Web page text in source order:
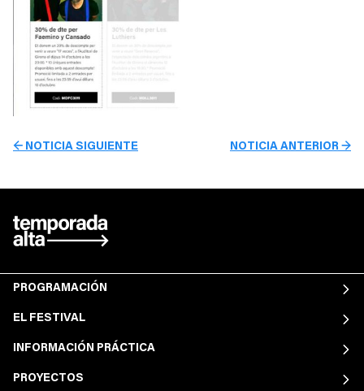
← NOTICIA SIGUIENTE NOTICIA ANTERIOR →
PROGRAMACIÓN
EL FESTIVAL
INFORMACIÓN PRÁCTICA
PROYECTOS